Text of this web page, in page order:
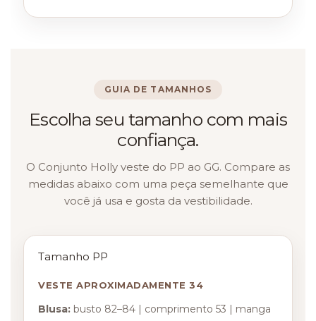
GUIA DE TAMANHOS
Escolha seu tamanho com mais
confiança.
O Conjunto Holly veste do PP ao GG. Compare as
medidas abaixo com uma peça semelhante que
você já usa e gosta da vestibilidade.
Tamanho PP
VESTE APROXIMADAMENTE 34
Blusa: busto 82–84 | comprimento 53 | manga